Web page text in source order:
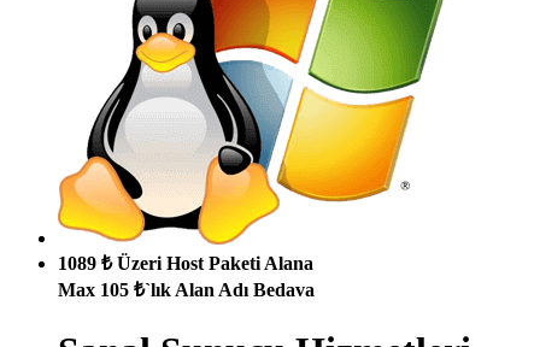
1089 ₺ Üzeri Host Paketi Alana
Max 105 ₺`lık Alan Adı Bedava